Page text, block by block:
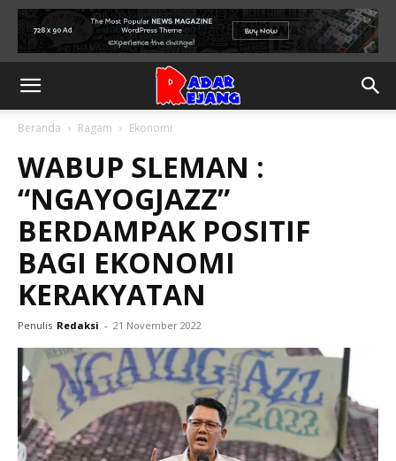
Beranda Ragam Ekonomi
WABUP SLEMAN :
“NGAYOGJAZZ”
BERDAMPAK POSITIF
BAGI EKONOMI
KERAKYATAN
Penulis Redaksi - 21 November 2022